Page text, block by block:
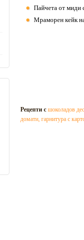
Пайчета от миди
Мраморен кейк
Рецепти с шоколадов
домати, гарнитура с